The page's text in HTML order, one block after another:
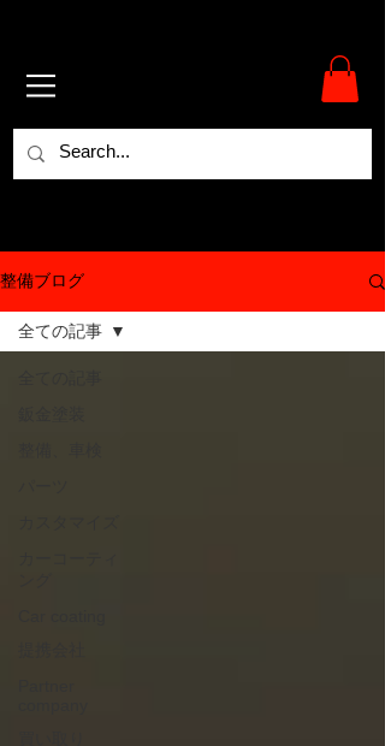
整備ブログ
全ての記事